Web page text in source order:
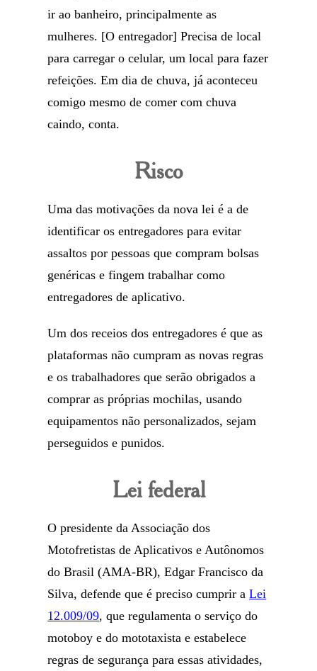
ir ao banheiro, principalmente as
mulheres. [O entregador] Precisa de local
para carregar o celular, um local para fazer
refeições. Em dia de chuva, já aconteceu
comigo mesmo de comer com chuva
caindo, conta.
Risco
Uma das motivações da nova lei é a de
identificar os entregadores para evitar
assaltos por pessoas que compram bolsas
genéricas e fingem trabalhar como
entregadores de aplicativo.
Um dos receios dos entregadores é que as
plataformas não cumpram as novas regras
e os trabalhadores que serão obrigados a
comprar as próprias mochilas, usando
equipamentos não personalizados, sejam
perseguidos e punidos.
Lei federal
O presidente da Associação dos
Motofretistas de Aplicativos e Autônomos
do Brasil (AMA-BR), Edgar Francisco da
Silva, defende que é preciso cumprir aLei
12.009/09, que regulamenta o serviço do
motoboy e do mototaxista e estabelece
regras de segurança para essas atividades,